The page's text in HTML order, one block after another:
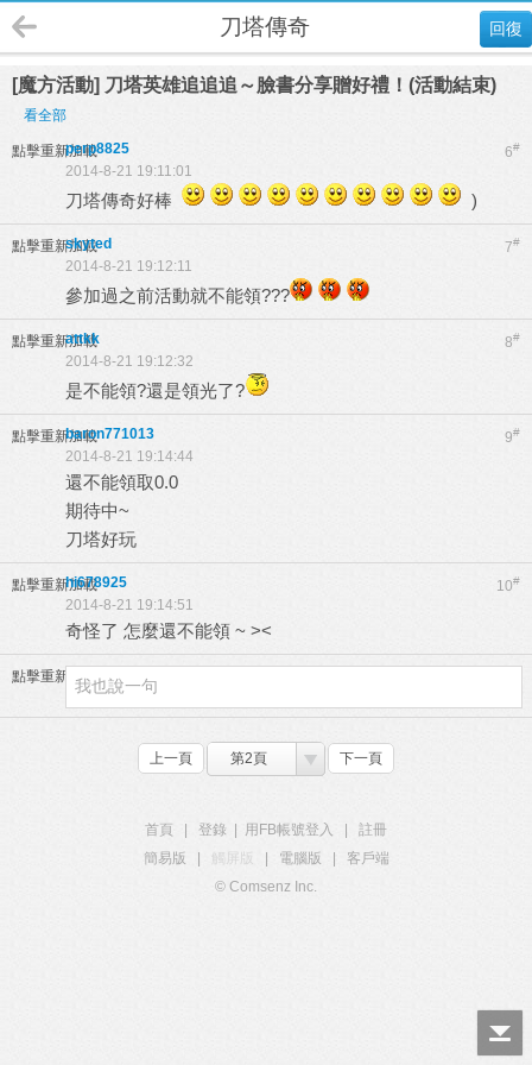
回復
刀塔傳奇
[魔方活動] 刀塔英雄追追追～臉書分享贈好禮！(活動結束)
看全部
點擊重新加載 6#
perp8825
2014-8-21 19:11:01
刀塔傳奇好棒 )
點擊重新加載 7#
skyted
2014-8-21 19:12:11
參加過之前活動就不能領???
點擊重新加載 8#
attkk
2014-8-21 19:12:32
是不能領?還是領光了?
點擊重新加載 9#
baron771013
2014-8-21 19:14:44
還不能領取0.0
期待中~
刀塔好玩
點擊重新加載 10#
hi678925
2014-8-21 19:14:51
奇怪了 怎麼還不能領 ~ ><
點擊重新加載
上一頁 第2頁 下一頁
首頁 登錄 用FB帳號登入
註冊
簡易版
觸屏版 電腦版
客戶端
© Comsenz Inc.